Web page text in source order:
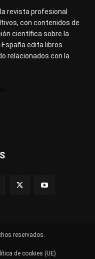
revista profesional
con contenidos de
científica sobre la
edita libros
relacionados con la
reservados.
de cookies (UE)